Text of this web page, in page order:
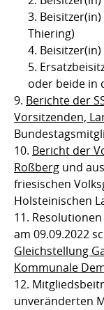
Thiering)
oder beide in
Berichte der
Vorsitzenden,
Bericht der
Roßberg und
friesischen
Holsteinischen
am 09.09.2022
Gleichstellung
Kommunale
unveränderten